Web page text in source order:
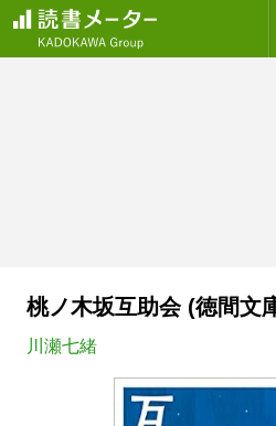
桃ノ木坂互助会 (徳間文
川瀬七緒